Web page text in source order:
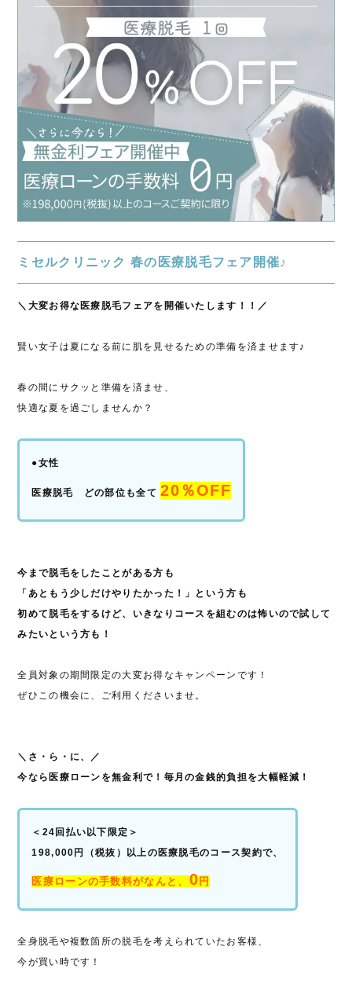
ミセルクリニック 春の医療脱毛フェア開催♪
＼大変お得な医療脱毛フェアを開催いたします！！／
賢い女子は夏になる前に肌を見せるための準備を済ませます♪
春の間にサクッと準備を済ませ、
快適な夏を過ごしませんか？
●女性
医療脱毛 どの部位も全て20％OFF
今まで脱毛をしたことがある方も
「あともう少しだけやりたかった！」という方も
初めて脱毛をするけど、いきなりコースを組むのは怖いので試して
みたいという方も！
全員対象の期間限定の大変お得なキャンペーンです！
ぜひこの機会に、ご利用くださいませ。
＼さ・ら・に、／
今なら医療ローンを無金利で！毎月の金銭的負担を大幅軽減！
＜24回払い以下限定＞
198,000円（税抜）以上の医療脱毛のコース契約で、
医療ローンの手数料がなんと、 0円
全身脱毛や複数箇所の脱毛を考えられていたお客様、
今が買い時です！